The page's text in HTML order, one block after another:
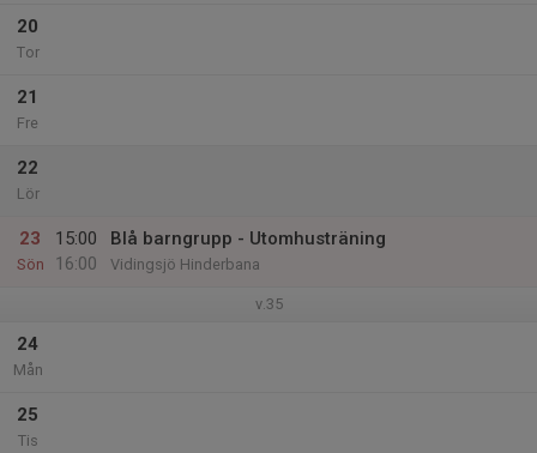
20
Tor
21
Fre
22
Lör
23
Sön
15:00
16:00
Blå barngrupp - Utomhusträning
Vidingsjö Hinderbana
v.35
24
Mån
25
Tis